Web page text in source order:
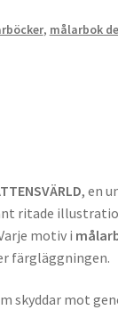
, målarbok
, en
ritade
motiv i
färgläggningen.
skyddar mot